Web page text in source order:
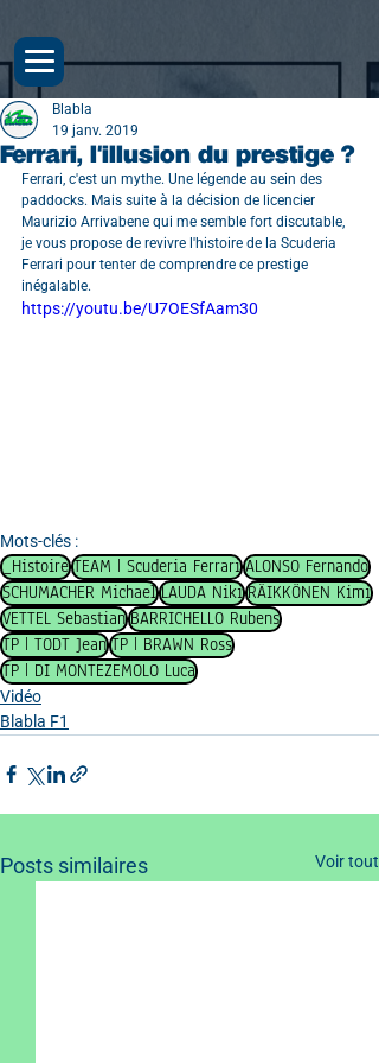
Ferrari, l'illusion du prestige ?
Blabla
19 janv. 2019
Ferrari, c'est un mythe. Une légende au sein des
paddocks. Mais suite à la décision de licencier
Maurizio Arrivabene qui me semble fort discutable,
je vous propose de revivre l'histoire de la Scuderia
Ferrari pour tenter de comprendre ce prestige
inégalable.
https://youtu.be/U7OESfAam30
Mots-clés :
_Histoire TEAM | Scuderia Ferrari ALONSO Fernando
SCHUMACHER Michael LAUDA Niki RÄIKKÖNEN Kimi
VETTEL Sebastian BARRICHELLO Rubens
TP | TODT Jean TP | BRAWN Ross
TP | DI MONTEZEMOLO Luca
Vidéo
Blabla F1
Posts similaires Voir tout